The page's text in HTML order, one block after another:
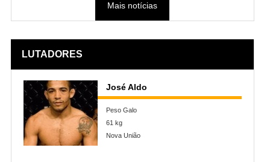
Mais notícias
LUTADORES
José Aldo
Peso Galo
61 kg
Nova União